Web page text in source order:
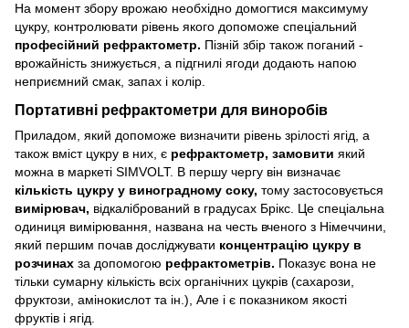
На момент збору врожаю необхідно домогтися максимуму
цукру, контролювати рівень якого допоможе спеціальний
професійний рефрактометр. Пізній збір також поганий -
врожайність знижується, а підгнилі ягоди додають напою
неприємний смак, запах і колір.
Портативні рефрактометри для виноробів
Приладом, який допоможе визначити рівень зрілості ягід, а
також вміст цукру в них, є рефрактометр, замовити який
можна в маркеті SIMVOLT. В першу чергу він визначає
кількість цукру у виноградному соку, тому застосовується
вимірювач, відкалібрований в градусах Брікс. Це спеціальна
одиниця вимірювання, названа на честь вченого з Німеччини,
який першим почав досліджувати концентрацію цукру в
розчинах за допомогою рефрактометрів. Показує вона не
тільки сумарну кількість всіх органічних цукрів (сахарози,
фруктози, амінокислот та ін.), Але і є показником якості
фруктів і ягід.